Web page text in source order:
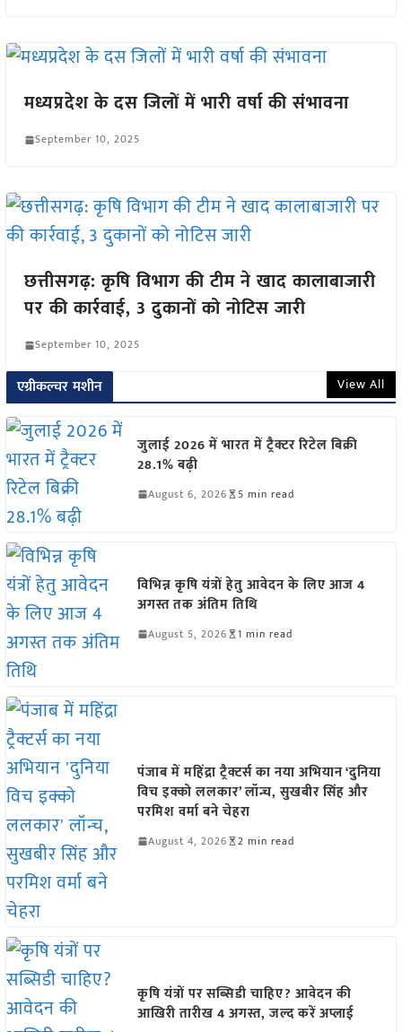
मध्यप्रदेश के दस जिलों में भारी वर्षा की संभावना
September 10, 2025
छत्तीसगढ़: कृषि विभाग की टीम ने खाद कालाबाजारी
पर की कार्रवाई, 3 दुकानों को नोटिस जारी
September 10, 2025
एग्रीकल्चर मशीन View All
जुलाई 2026 में भारत में ट्रैक्टर रिटेल बिक्री
28.1% बढ़ी
August 6, 2026 5 min read
विभिन्न कृषि यंत्रों हेतु आवेदन के लिए आज 4
अगस्त तक अंतिम तिथि
August 5, 2026 1 min read
पंजाब में महिंद्रा ट्रैक्टर्स का नया अभियान ‘दुनिया
विच इक्को ललकार’ लॉन्च, सुखबीर सिंह और
परमिश वर्मा बने चेहरा
August 4, 2026 2 min read
कृषि यंत्रों पर सब्सिडी चाहिए? आवेदन की
आखिरी तारीख 4 अगस्त, जल्द करें अप्लाई